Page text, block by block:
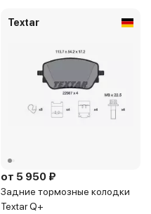
Textar
от 5 950 ₽
Задние тормозные колодки
Textar Q+